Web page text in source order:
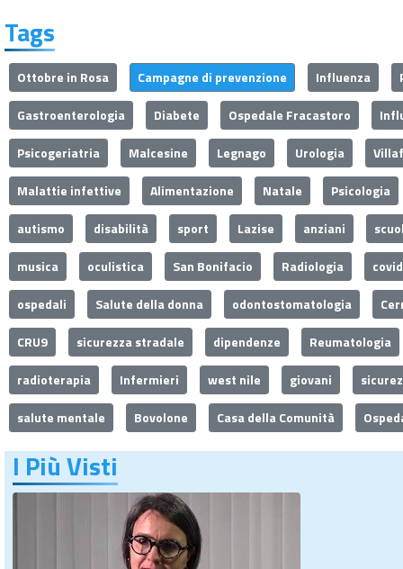
Tags
Ottobre in Rosa Campagne di prevenzione Influenza
Gastroenterologia
Diabete Ospedale Fracastoro
Psicogeriatria
Malcesine Legnago Urologia
Malattie infettive
Alimentazione Natale
Psicologia
autismo
disabilità sport Lazise anziani
musica
oculistica San Bonifacio Radiologia
ospedali
Salute della donna odontostomatologia
CRU9
sicurezza stradale dipendenze
Reumatologia
radioterapia
Infermieri west nile giovani
salute mentale
Bovolone Casa della Comunità
I Più Visti